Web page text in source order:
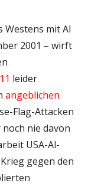
Westens mit Al
2001 – wirft
leider
angeblichen
Flag-Attacken
nie davon
USA-Al-
gegen den